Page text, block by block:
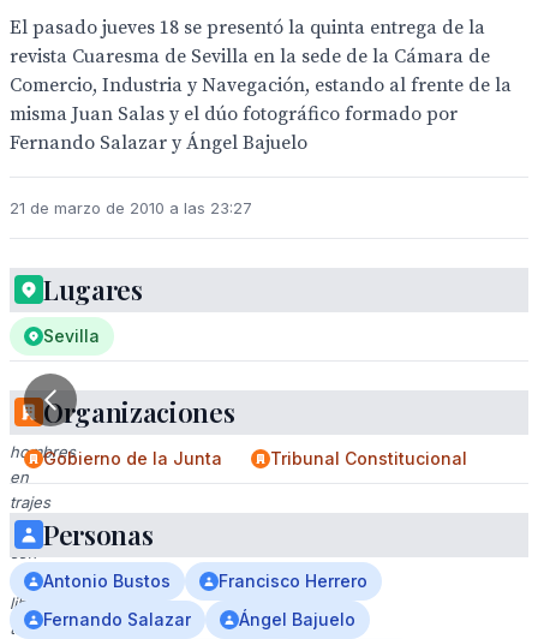
El pasado jueves 18 se presentó la quinta entrega de la
revista Cuaresma de Sevilla en la sede de la Cámara de
Comercio, Industria y Navegación, estando al frente de la
misma Juan Salas y el dúo fotográfico formado por
Fernando Salazar y Ángel Bajuelo
21 de marzo de 2010 a las 23:27
Tres
hombres
en
trajes
posan
con
un
libro
titulado
Lugares
Sevilla
Organizaciones
Gobierno de la Junta Tribunal Constitucional
Personas
Antonio Bustos
Francisco Herrero
Fernando Salazar
Ángel Bajuelo